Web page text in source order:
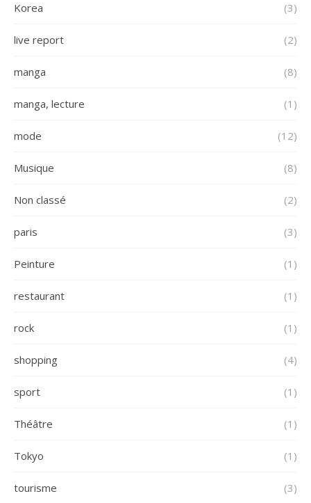
Korea (3)
live report (2)
manga (8)
manga, lecture (1)
mode (12)
Musique (8)
Non classé (2)
paris (3)
Peinture (1)
restaurant (1)
rock (1)
shopping (4)
sport (1)
Théâtre (1)
Tokyo (1)
tourisme (3)